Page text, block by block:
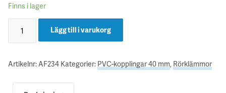
Finns i lager
Lägg till i varukorg
Artikelnr: AF234 Kategorier: PVC-kopplingar 40 mm Rörklämmor